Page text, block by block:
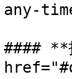
any-
#### **